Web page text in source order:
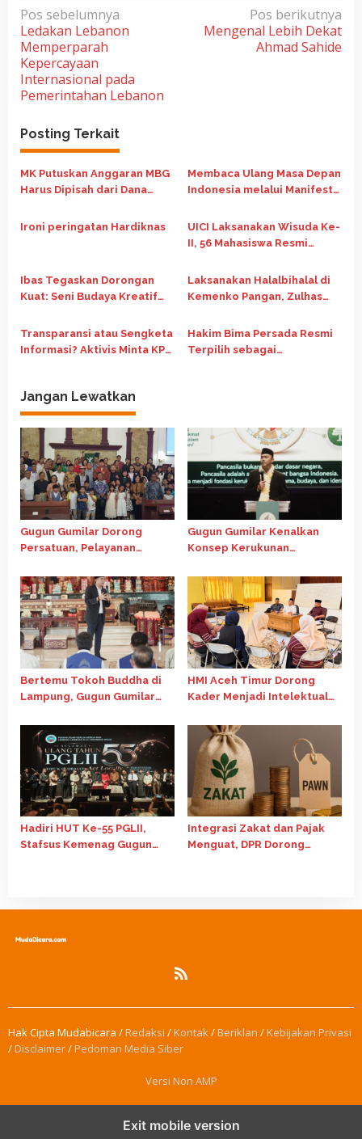
N
a
v
i
g
a
s
i
p
o
Pos sebelumnya
Ledakan Lebanon
Memperparah
Kepercayaan
Internasional pada
Pemerintahan Lebanon
Pos berikutnya
Mengenal Lebih Dekat
Ahmad Sahide
Posting Terkait
MK Putuskan Anggaran MBG
Harus Dipisah dari Dana
Membaca Ulang Masa Depan
Indonesia melalui Manifesto
Ironi peringatan Hardiknas
UICI Laksanakan Wisuda Ke-
II, 56 Mahasiswa Resmi
Ibas Tegaskan Dorongan
Kuat: Seni Budaya Kreatif
dan Ekonomi Nasional
Laksanakan Halalbihalal di
Kemenko Pangan, Zulhas
Jaga Ketahanan Pangan
Transparansi atau Sengketa
Informasi? Aktivis Minta KPU
Hakim Bima Persada Resmi
Terpilih sebagai
Jangan Lewatkan
Gugun Gumilar Dorong
Persatuan, Pelayanan
USU Tetap Berjalan
Gugun Gumilar Kenalkan
Konsep Kerukunan
Internasional Gereja Advent
Bertemu Tokoh Buddha di
Lampung, Gugun Gumilar
Persatuan Bangsa
HMI Aceh Timur Dorong
Kader Menjadi Intelektual
Ekonomi Islam
Hadiri HUT Ke-55 PGLII,
Stafsus Kemenag Gugun
Integrasi Zakat dan Pajak
Menguat, DPR Dorong
Hak Cipta Mudabicara /Redaksi /Kontak/Beriklan /Kebijakan Privasi
/Disclaimer/Pedoman Media Siber
Versi Non AMP
Exit mobile version